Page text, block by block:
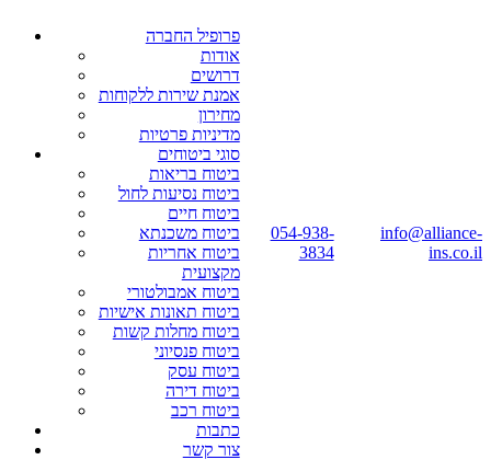
פרופיל החברה
אודות
דרושים
אמנת שירות ללקוחות
מחירון
מדיניות פרטיות
סוגי ביטוחים
ביטוח בריאות
ביטוח נסיעות לחול
ביטוח חיים
ביטוח משכנתא
ביטוח אחריות
מקצועית
ביטוח אמבולטורי
ביטוח תאונות אישיות
ביטוח מחלות קשות
ביטוח פנסיוני
ביטוח עסק
ביטוח דירה
ביטוח רכב
כתבות
צור קשר
054-938-
3834
info@alliance-
ins.co.il